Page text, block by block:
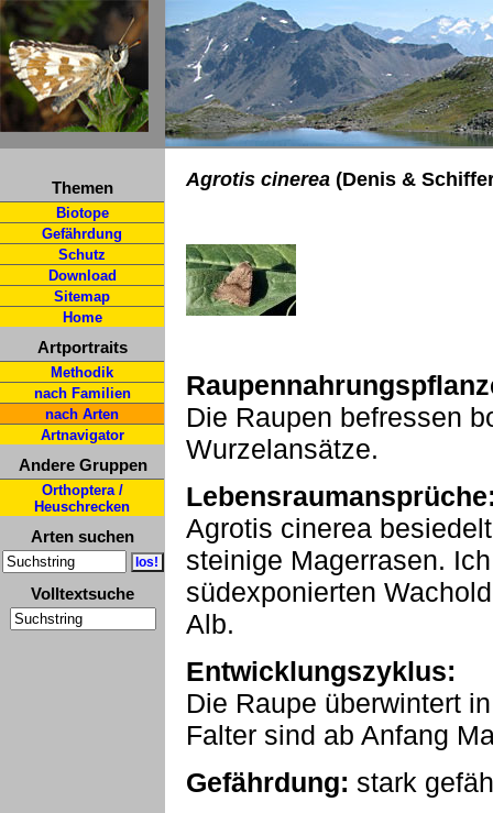
Themen
Biotope
Gefährdung
Schutz
Download
Sitemap
Home
Artportraits
Methodik
nach Familien
nach Arten
Artnavigator
Andere Gruppen
Orthoptera /
Heuschrecken
Arten suchen
Volltextsuche
Agrotis cinerea (Denis &
Die Raupen befressen
Wurzelansätze.
Agrotis cinerea
steinige Magerrasen.
südexponierten
Alb.
Entwicklungszyklus:
Die Raupe überwintert
Falter sind ab Anfang
Gefährdung: stark